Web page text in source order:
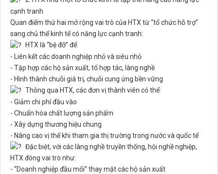
cạnh tranh
Quan điểm thứ hai mở rộng vai trò của HTX từ “tổ chức hỗ trợ”
sang chủ thể kinh tế có năng lực cạnh tranh:
HTX là “bệ đỡ” để:
- Liên kết các doanh nghiệp nhỏ và siêu nhỏ
- Tập hợp các hộ sản xuất, tổ hợp tác, làng nghề
- Hình thành chuỗi giá trị, chuỗi cung ứng bền vững
Thông qua HTX, các đơn vị thành viên có thể:
- Giảm chi phí đầu vào
- Chuẩn hóa chất lượng sản phẩm
- Xây dựng thương hiệu chung
- Nâng cao vị thế khi tham gia thị trường trong nước và quốc tế
Đặc biệt, với các làng nghề truyền thống, hội nghề nghiệp,
HTX đóng vai trò như:
- “Doanh nghiệp đầu mối” thay mặt các hộ sản xuất